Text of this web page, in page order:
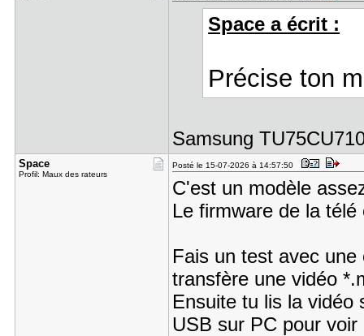
Space a écrit :
Précise ton
Samsung
Space
Profil: Maux des rateurs
Posté le 15-07-2026 à 14:57:50
C'est un modèle
Le firmware de la
Fais un test avec
transfère une vidéo
Ensuite tu lis la vidéo
USB sur PC pour